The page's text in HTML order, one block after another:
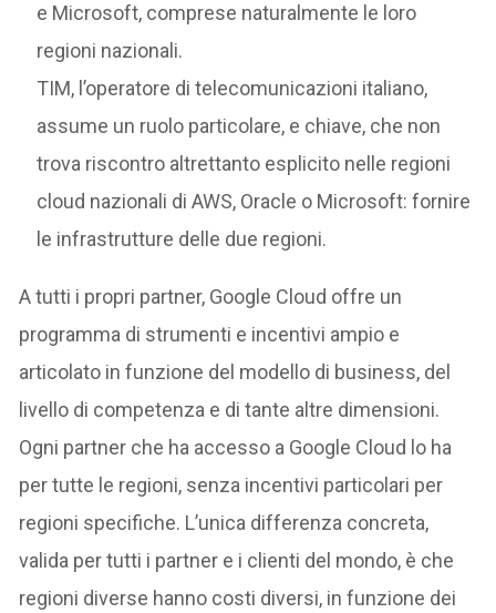
e Microsoft, comprese naturalmente le loro
regioni nazionali.
TIM, l’operatore di telecomunicazioni italiano,
assume un ruolo particolare, e chiave, che non
trova riscontro altrettanto esplicito nelle regioni
cloud nazionali di AWS, Oracle o Microsoft: fornire
le infrastrutture delle due regioni.
A tutti i propri partner, Google Cloud offre un
programma di strumenti e incentivi ampio e
articolato in funzione del modello di business, del
livello di competenza e di tante altre dimensioni.
Ogni partner che ha accesso a Google Cloud lo ha
per tutte le regioni, senza incentivi particolari per
regioni specifiche. L’unica differenza concreta,
valida per tutti i partner e i clienti del mondo, è che
regioni diverse hanno costi diversi, in funzione dei